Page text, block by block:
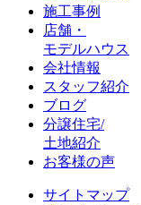
施工事例
店舗・
モデルハウス
会社情報
スタッフ紹介
ブログ
分譲住宅/
土地紹介
お客様の声
サイトマップ